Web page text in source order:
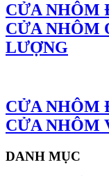
CỬA NHÔM
CỬA NHÔM
LƯỢNG
CỬA NHÔM
CỬA NHÔM
DANH MỤC